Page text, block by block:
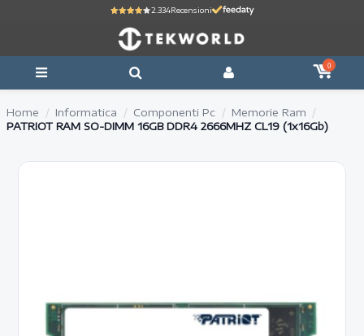
2.334Recensioni
0
Home Informatica Componenti Pc
Memorie Ram
PATRIOT RAM SO-DIMM 16GB DDR4 2666MHZ CL19 (1x16Gb)